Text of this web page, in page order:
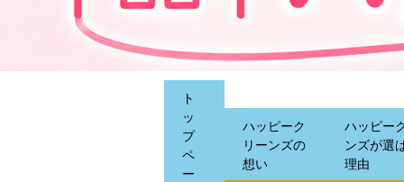
ト
ッ
プ
ペ
ー
ハッピーク
リーンズの
想い
ハッピー
ンズが選
理由